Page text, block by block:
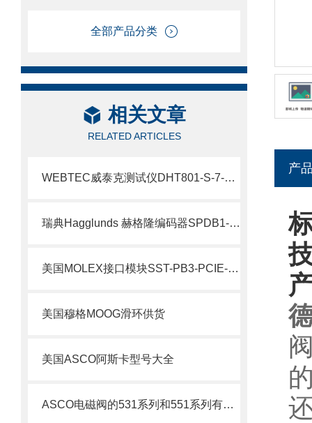
全部产品分类
相关文章
RELATED ARTICLES
WEBTEC威泰克测试仪DHT801-S-7-L介绍
瑞典Hagglunds 赫格隆编码器SPDB1-1000-BT介绍
美国MOLEX接口模块SST-PB3-PCIE-2 产品解析
美国穆格MOOG滑环供货
美国ASCO阿斯卡型号大全
ASCO电磁阀的531系列和551系列有什么差别
产